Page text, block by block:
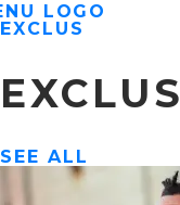
EXCLUS
EXCLUS
SEE ALL